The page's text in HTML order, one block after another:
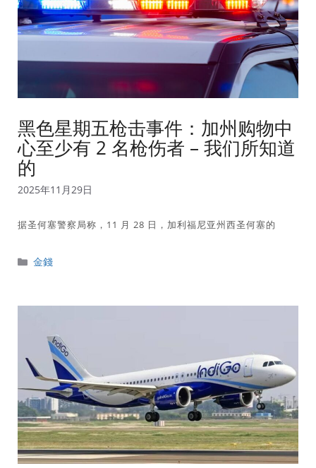
黑色星期五枪击事件：加州购物中
心至少有 2 名枪伤者 – 我们所知道
的
2025年11月29日
据圣何塞警察局称，11 月 28 日，加利福尼亚州西圣何塞的
分
金錢